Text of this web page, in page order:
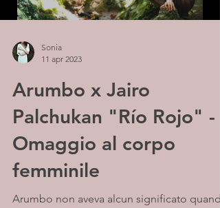
Sonia
11 apr 2023
Arumbo x Jairo
Palchukan "Río Rojo" -
Omaggio al corpo
femminile
Arumbo non aveva alcun significato